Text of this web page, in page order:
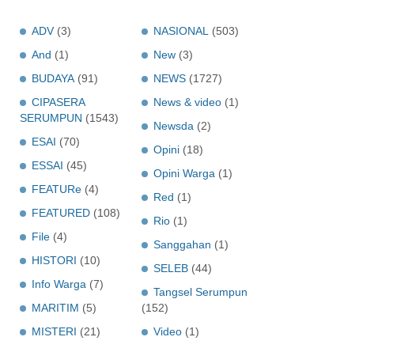
ADV (3)
And (1)
BUDAYA (91)
CIPASERA
SERUMPUN (1543)
ESAI (70)
ESSAI (45)
FEATURe (4)
FEATURED (108)
File (4)
HISTORI (10)
Info Warga (7)
MARITIM (5)
MISTERI (21)
NASIONAL
(503)
New (3)
NEWS (1727)
News & video (1)
Newsda (2)
Opini (18)
Opini Warga (1)
Red (1)
Rio (1)
Sanggahan (1)
SELEB (44)
Tangsel Serumpun
(152)
Video (1)